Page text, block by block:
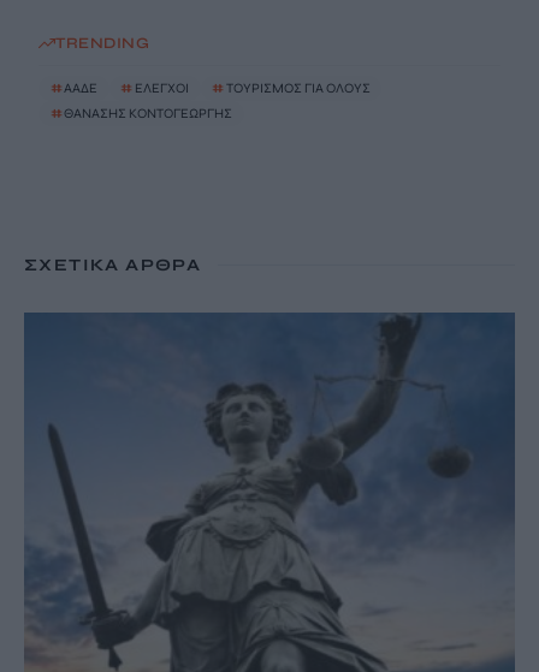
TRENDING
#ΑΑΔΕ # ΕΛΕΓΧΟΙ # ΤΟΥΡΙΣΜΟΣ ΓΙΑ ΟΛΟΥΣ
#ΘΑΝΑΣΗΣ ΚΟΝΤΟΓΕΩΡΓΗΣ
ΣΧΕΤΙΚΆ ΆΡΘΡΑ